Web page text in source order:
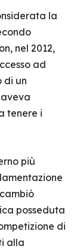
la
nel 2012,
ad
di un
tenere i
più
posseduta
di
alla